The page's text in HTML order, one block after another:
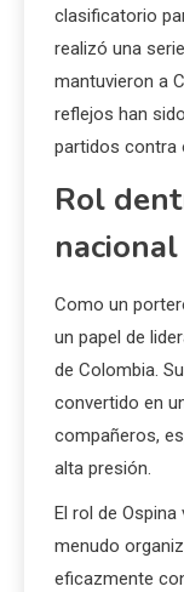
clasificatorio
realizó una
mantuvieron a
reflejos han
partidos contra
Rol
Como un
un papel de
de Colombia.
convertido en
compañeros,
alta presión.
El rol de
menudo
eficazmente